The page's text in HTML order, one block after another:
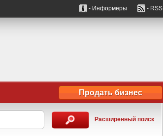
- Информеры - RSS
Продать бизнес
Расширенный поиск